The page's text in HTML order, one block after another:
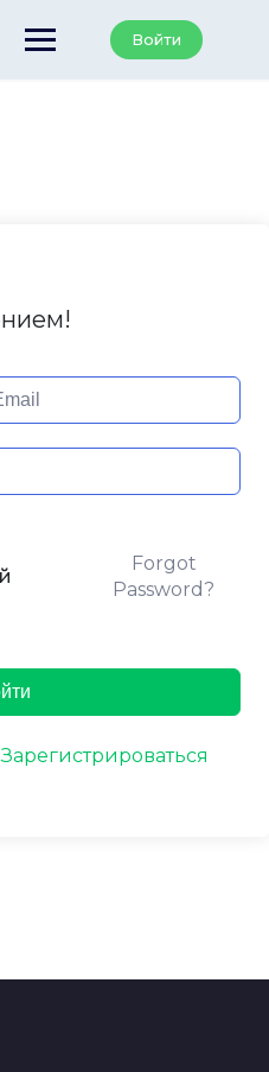
Войти
Forgot
Password?
Зарегистрироваться